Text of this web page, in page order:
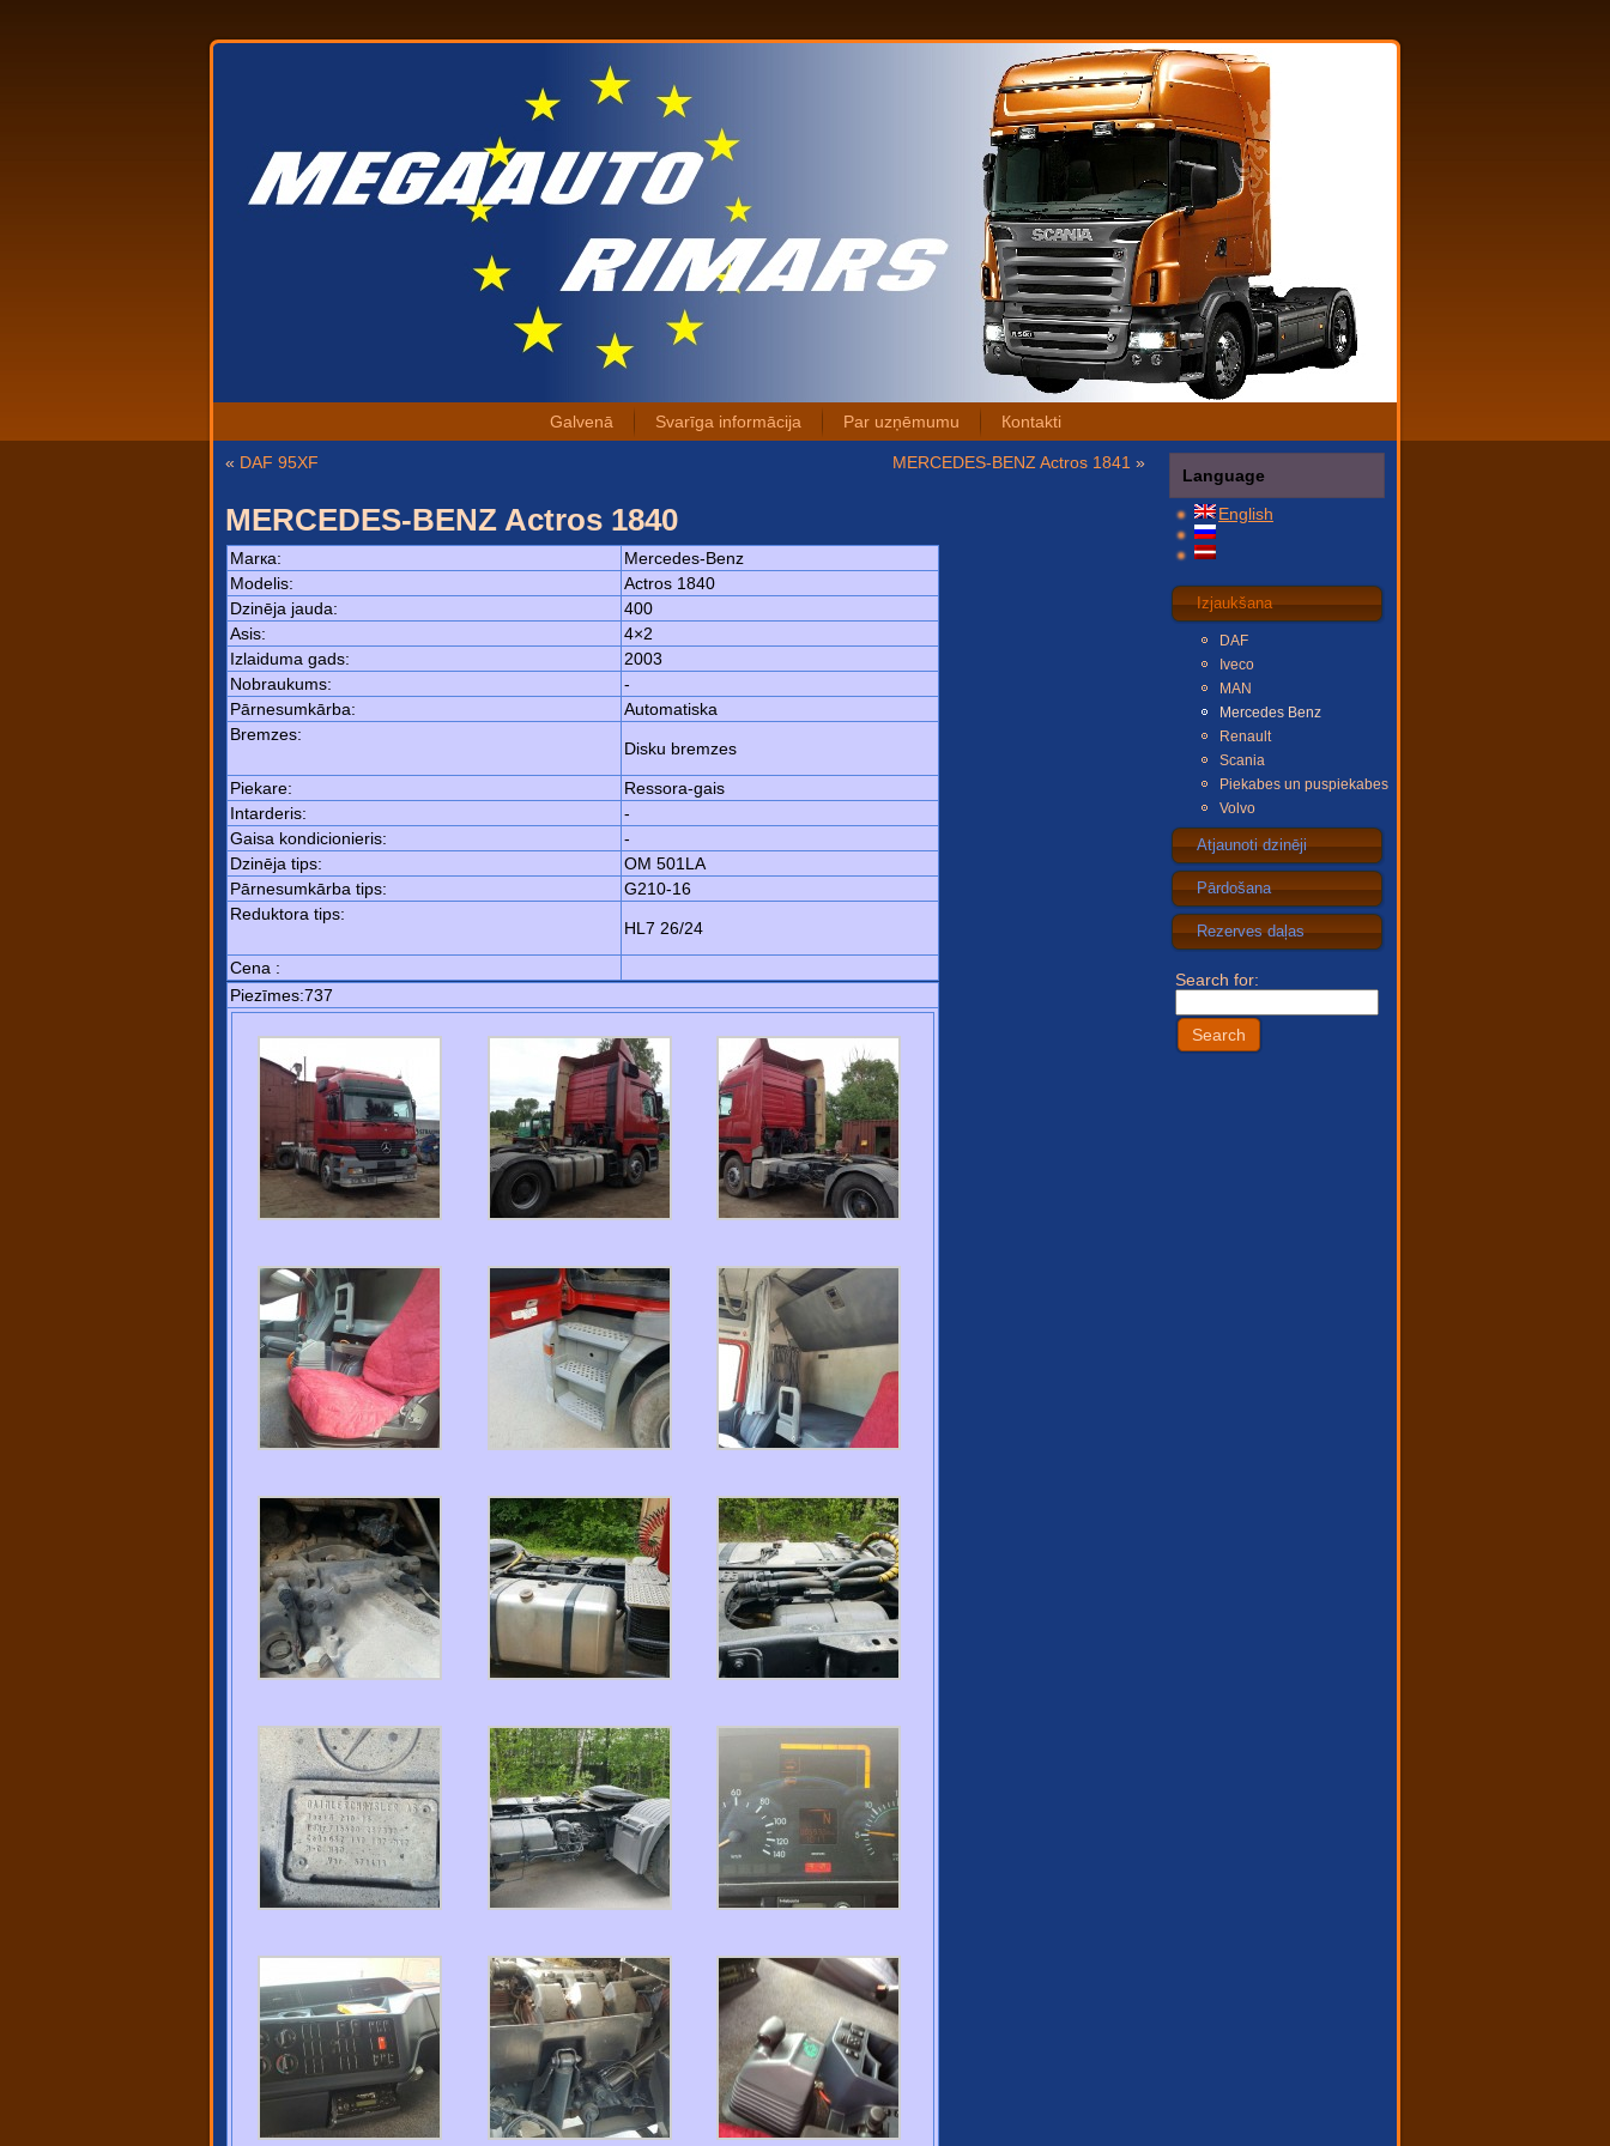
Galvenā Svarīga informācija Par uzņēmumu Коntakti
« DAF 95XF MERCEDES-BENZ Actros 1841 »
MERCEDES-BENZ Actros 1840
Маrка:
Mercedes-Benz
Моdelis:
Actros 1840
Dzinēja jauda:
400
Asis:
4×2
Izlaiduma gads:
2003
Nobraukums:
-
Pārnesumkārba:
Automatiska
Bremzes:
Disku bremzes
Piekare:
Ressora-gais
Intarderis:
-
Gaisa kondicionieris:
-
Dzinēja tips:
OM 501LA
Pārnesumkārba tips:
G210-16
Reduktora tips:
HL7 26/24
Cena :
Piezīmes:737
Language
English
Izjaukšana
DAF
Iveco
MAN
Mercedes Benz
Renault
Scania
Piekabes un puspiekabes
Volvo
Atjaunoti dzinēji
Pārdošana
Rezerves daļas
Search for: